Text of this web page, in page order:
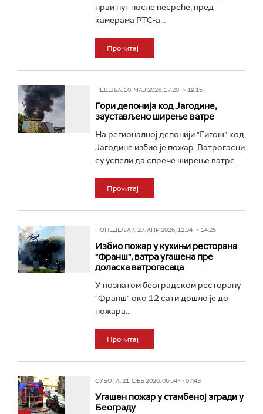
први пут после несреће, пред
камерама РТС-а...
Прочитај
НЕДЕЉА, 10. МАЈ 2026, 17:20 -> 19:15
Гори депонија код Јагодине,
заустављено ширење ватре
На регионалној депонији "Гигош" код
Јагодине избио је пожар. Ватрогасци
су успели да спрече ширење ватре...
Прочитај
ПОНЕДЕЉАК, 27. АПР 2026, 12:34 -> 14:25
Избио пожар у кухињи ресторана
"Франш", ватра угашена пре
доласка ватрогасаца
У познатом београдском ресторану
"Франш" око 12 сати дошло је до
пожара...
Прочитај
СУБОТА, 21. ФЕБ 2026, 06:54 -> 07:43
Угашен пожар у стамбеној згради у
Београду